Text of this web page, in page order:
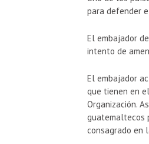
para defender
El embajador
intento de
El embajador
que tienen en
Organización.
guatemaltecos
consagrado en